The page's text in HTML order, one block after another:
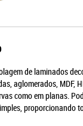
de laminados
aglomerados, MDF,
como em planas.
proporcionando